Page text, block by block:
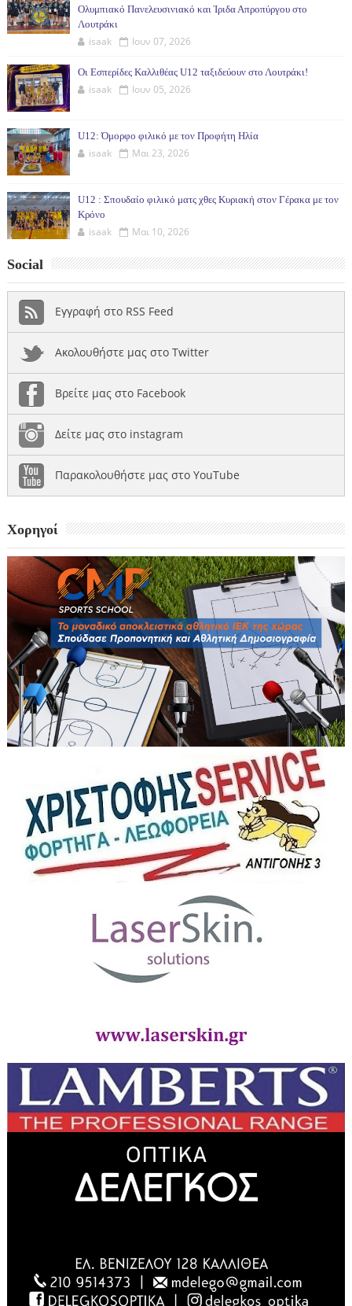
Ολυμπιακό Πανελευσινιακό και Ίριδα Απροπύργου στο
Λουτράκι
isaak Ιουν 07, 2026
Οι Εσπερίδες Καλλιθέας U12 ταξιδεύουν στο Λουτράκι!
isaak Ιουν 05, 2026
U12: Όμορφο φιλικό με τον Προφήτη Ηλία
isaak Μαι 23, 2026
U12 : Σπουδαίο φιλικό ματς χθες Κυριακή στον Γέρακα με τον
Κρόνο
isaak Μαι 10, 2026
Social
Εγγραφή στο RSS Feed
Ακολουθήστε μας στο Twitter
Βρείτε μας στο Facebook
Δείτε μας στο instagram
Παρακολουθήστε μας στο YouTube
Χορηγοί